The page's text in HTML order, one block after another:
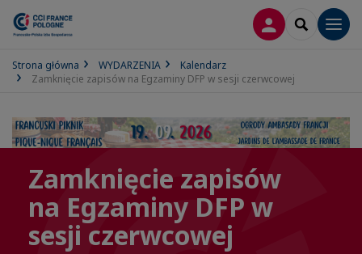
LOGOWANIE
SEARCH
Strona główna WYDARZENIA
Kalendarz
Zamknięcie zapisów na Egzaminy DFP w sesji czerwcowej
Zamknięcie zapisów
na Egzaminy DFP w
sesji czerwcowej